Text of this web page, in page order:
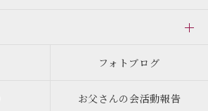
フォトブログ
お父さんの会活動報告